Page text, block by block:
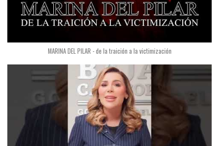
MARINA DEL PILAR - de la traición a la victimización